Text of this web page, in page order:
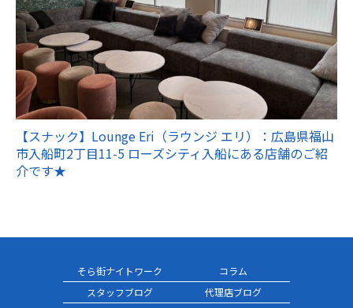
【スナック】Lounge Eri（ラウンジ エリ）：広島県福山
市入船町2丁目11-5 ローズシティ入船にある店舗のご紹
介です★
そら街ナイトワーク
コラム
スタッフブログ
代理店ブログ